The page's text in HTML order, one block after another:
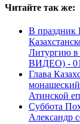
Читайте так же:
В праздник
Литургию в
ВИДЕО) -
Глава
монашеский
Атинской
Суббота
Александр